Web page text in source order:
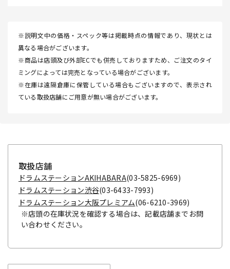
※説明文中の価格・スペック等は掲載時点の情報であり、現状とは
異なる場合がございます。
※商品は店頭及び外部ECでも併売しておりますため、ご注文のタイ
ミングによっては完売となっている場合がございます。
※在庫は遠隔倉庫に保管している場合もございますので、表示され
ている取扱店舗にご用意が無い場合がございます。
取扱店舗
ドラムステーションAKIHABARA(03-5825-6969)
ドラムステーション渋谷(03-6433-7993)
ドラムステーション大阪プレミアム(06-6210-3969)
※店頭の在庫状況を確認する場合は、記載店舗までお問
い合わせください。